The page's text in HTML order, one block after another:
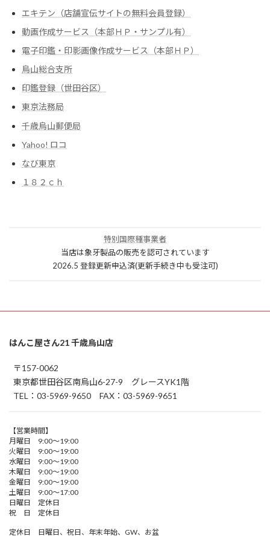
エキテン（店舗宣伝サイトの無料会員登録）
動画作成サービス（本部ＨＰ・サンプル有）
電子印鑑・印影画像作成サービス（本部ＨＰ）
烏山総合支所
印鑑登録（世田谷区）
東京法務局
千歳烏山郵便局
Yahoo! ロコ
なび東京
１８２ｃｈ
特別国際種事業者
当店は象牙製品の販売を認可されています
2026.5 登録更新申込済(更新手続き中も受注可)
はんこ屋さん21 千歳烏山店
〒157-0062
東京都世田谷区南烏山6-27-9 グレースYK1階
TEL：03-5969-9650 FAX：03-5969-9651
【営業時間】
月曜日 9:00～19:00
火曜日 9:00～19:00
水曜日 9:00～19:00
木曜日 9:00～19:00
金曜日 9:00～19:00
土曜日 9:00～17:00
日曜日 定休日
祝 日 定休日
定休日 日曜日、祝日、年末年始、GW、お盆